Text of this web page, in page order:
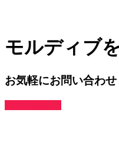
モルディブ
お気軽にお問い合わ